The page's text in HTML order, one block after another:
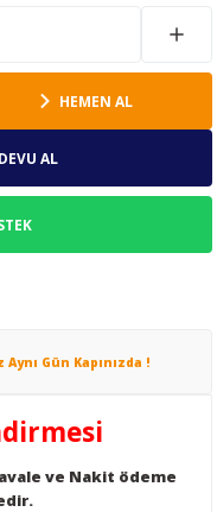
HEMEN AL
AL
Gün Kapınızda !
ve Nakit ödeme